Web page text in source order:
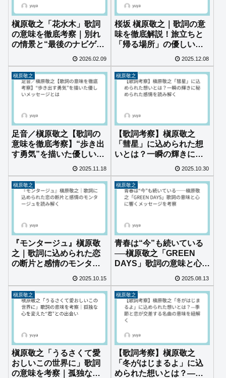
槇原敬之「花水木」歌詞
の意味を徹底考察｜別れ
の情景と“最後のナビゲイ
ター”に込めた優しさ
2026.02.09
桜坂 槇原敬之｜歌詞の意
味を徹底解説！旅立ちと
「帰る場所」の優しいラ
2025.12.08
槇原敬之
足音／槇原敬之【歌詞の
意味を徹底考察】“歩き出
す勇気”を描いた優しいメ
2025.11.18
槇原敬之
【歌詞考察】槇原敬之
「彗星」に込められた想
いとは？一瞬の輝きに秘
められた感情を読み解く
2025.10.30
槇原敬之
『モンタージュ』槇原敬
之｜歌詞に込められた恋
の断片と感情のモンター
2025.10.15
槇原敬之
青春は“今”も続いている
──槇原敬之「GREEN
DAYS」歌詞の意味と心に
2025.08.13
槇原敬之
槇原敬之「うるさくて愛
おしいこの世界に」歌詞
の意味を考察｜孤独な心
槇原敬之
【歌詞考察】槇原敬之
「冬がはじまるよ」に込
められた想いとは？—季